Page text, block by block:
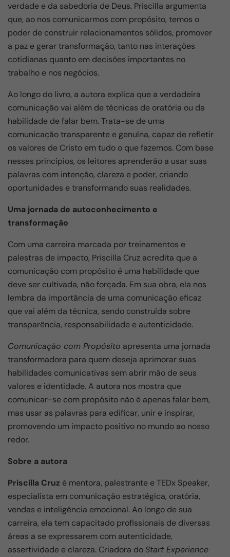
verdade e da sabedoria de Deus. Priscilla argumenta
que, ao nos comunicarmos com propósito, temos o
poder de construir relacionamentos sólidos, promover
a paz e gerar transformação, tanto nas interações
cotidianas quanto em decisões importantes no
trabalho e nos negócios.
Ao longo do livro, a autora explica que a verdadeira
comunicação vai além de técnicas de oratória ou da
habilidade de falar bem. Trata-se de uma
comunicação transparente e genuína, capaz de refletir
os valores de Cristo em tudo o que fazemos. Com base
nesses princípios, os leitores aprenderão a usar suas
palavras com intenção, clareza e poder, criando
oportunidades e transformando suas realidades.
Uma jornada de autoconhecimento e
transformação
Com uma carreira marcada por treinamentos e
palestras de impacto, Priscilla Cruz acredita que a
comunicação com propósito é uma habilidade que
deve ser cultivada, não forçada. Em sua obra, ela nos
lembra da importância de uma comunicação eficaz
que vai além da técnica, sendo construída sobre
transparência, responsabilidade e autenticidade.
Comunicação com Propósito apresenta uma jornada
transformadora para quem deseja aprimorar suas
habilidades comunicativas sem abrir mão de seus
valores e identidade. A autora nos mostra que
comunicar-se com propósito não é apenas falar bem,
mas usar as palavras para edificar, unir e inspirar,
promovendo um impacto positivo no mundo ao nosso
redor.
Sobre a autora
Priscilla Cruz é mentora, palestrante e TEDx Speaker,
especialista em comunicação estratégica, oratória,
vendas e inteligência emocional. Ao longo de sua
carreira, ela tem capacitado profissionais de diversas
áreas a se expressarem com autenticidade,
assertividade e clareza. Criadora doStart Experience